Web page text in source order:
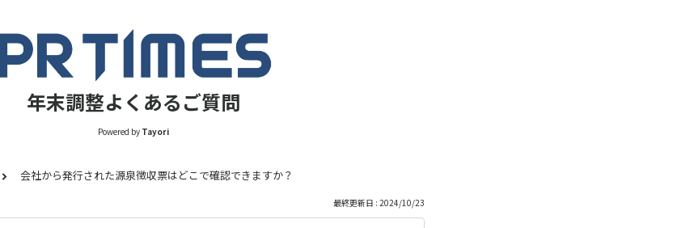
年末調整よくあるご質問
Powered by Tayori
会社から発行された源泉徴収票はどこで確認できますか？
最終更新日 : 2024/10/23